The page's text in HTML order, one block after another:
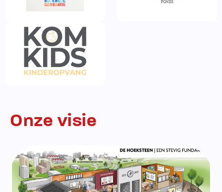
Onze visie